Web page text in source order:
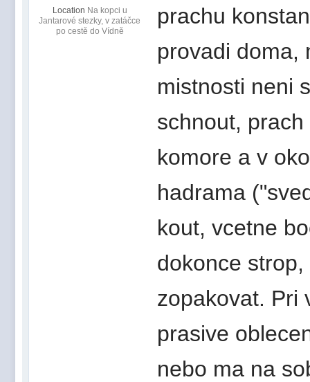
Location Na kopci u
Jantarové stezky, v zatáčce
po cestě do Vídně
prachu
provadi doma,
mistnosti neni
schnout,
komore a v
hadrama
kout, vcetne
dokonce
zopakovat. Pri
prasive
nebo ma na